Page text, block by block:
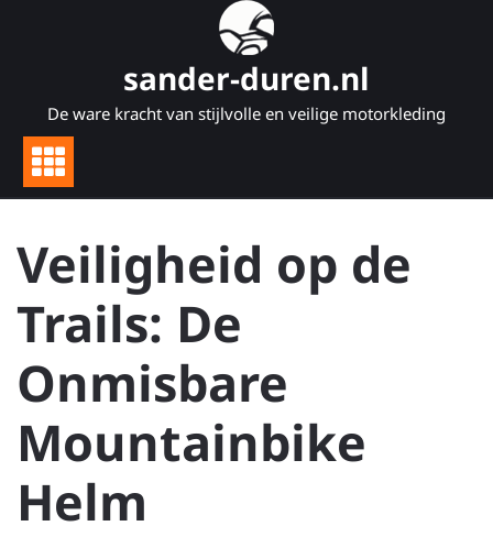
sander-duren.nl
De ware kracht van stijlvolle en veilige motorkleding
Veiligheid op de
Trails: De
Onmisbare
Mountainbike
Helm